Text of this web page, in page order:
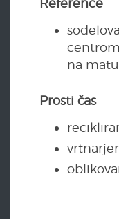
Reference
na
Prosti čas